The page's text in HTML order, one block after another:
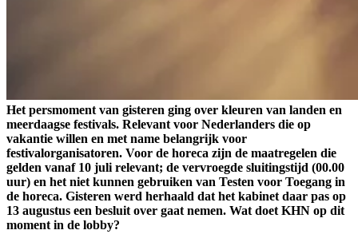
Het persmoment van gisteren ging over kleuren van landen en
meerdaagse festivals. Relevant voor Nederlanders die op
vakantie willen en met name belangrijk voor
festivalorganisatoren. Voor de horeca zijn de maatregelen die
gelden vanaf 10 juli relevant; de vervroegde sluitingstijd (00.00
uur) en het niet kunnen gebruiken van Testen voor Toegang in
de horeca. Gisteren werd herhaald dat het kabinet daar pas op
13 augustus een besluit over gaat nemen. Wat doet KHN op dit
moment in de lobby?